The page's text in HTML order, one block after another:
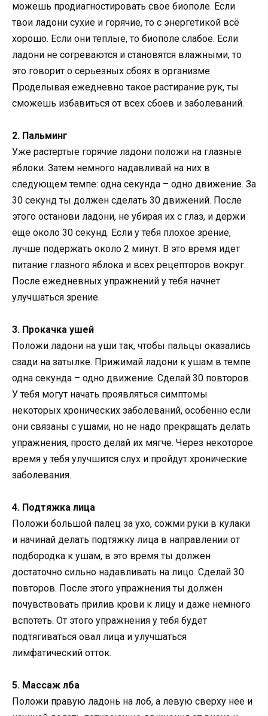
можешь продиагностировать свое биополе. Если
твои ладони сухие и горячие, то с энергетикой всё
хорошо. Если они теплые, то биополе слабое. Если
ладони не согреваются и становятся влажными, то
это говорит о серьезных сбоях в организме.
Проделывая ежедневно такое растирание рук, ты
сможешь избавиться от всех сбоев и заболеваний.
2. Пальминг
Уже растертые горячие ладони положи на глазные
яблоки. Затем немного надавливай на них в
следующем темпе: одна секунда – одно движение. За
30 секунд ты должен сделать 30 движений. После
этого останови ладони, не убирая их с глаз, и держи
еще около 30 секунд. Если у тебя плохое зрение,
лучше подержать около 2 минут. В это время идет
питание глазного яблока и всех рецепторов вокруг.
После ежедневных упражнений у тебя начнет
улучшаться зрение.
3. Прокачка ушей
Положи ладони на уши так, чтобы пальцы оказались
сзади на затылке. Прижимай ладони к ушам в темпе
одна секунда – одно движение. Сделай 30 повторов.
У тебя могут начать проявляться симптомы
некоторых хронических заболеваний, особенно если
они связаны с ушами, но не надо прекращать делать
упражнения, просто делай их мягче. Через некоторое
время у тебя улучшится слух и пройдут хронические
заболевания.
4. Подтяжка лица
Положи большой палец за ухо, сожми руки в кулаки
и начинай делать подтяжку лица в направлении от
подбородка к ушам, в это время ты должен
достаточно сильно надавливать на лицо. Сделай 30
повторов. После этого упражнения ты должен
почувствовать прилив крови к лицу и даже немного
вспотеть. От этого упражнения у тебя будет
подтягиваться овал лица и улучшаться
лимфатический отток.
5. Массаж лба
Положи правую ладонь на лоб, а левую сверху нее и